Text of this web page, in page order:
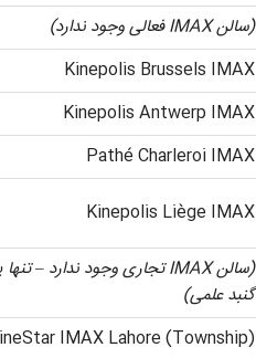
(سالنIMAX فعالی وجود ندارد )
Kinepolis Brussels IMAX
Kinepolis Antwerp IMAX
Pathé Charleroi IMAX
Kinepolis Liège IMAX
(سالنIMAX تجاری وجود ندارد
–
گنبد علمی)
IMAX Lahore (Township)